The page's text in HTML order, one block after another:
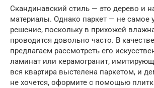
Скандинавский стиль — это дерево и
материалы. Однако паркет — не самое
решение, поскольку в прихожей
проводится довольно часто. В
предлагаем рассмотреть его
ламинат или керамогранит,
вся квартира выстелена паркетом, и
не хочется, оформите с помощью